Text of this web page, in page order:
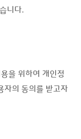
니다.
을 위하여 개인정
자의 동의를 받고자